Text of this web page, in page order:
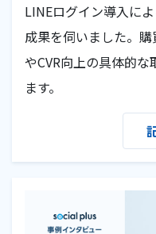
LINEログイン導入に
成果を伺いました。
やCVR向上の具体的
ます。